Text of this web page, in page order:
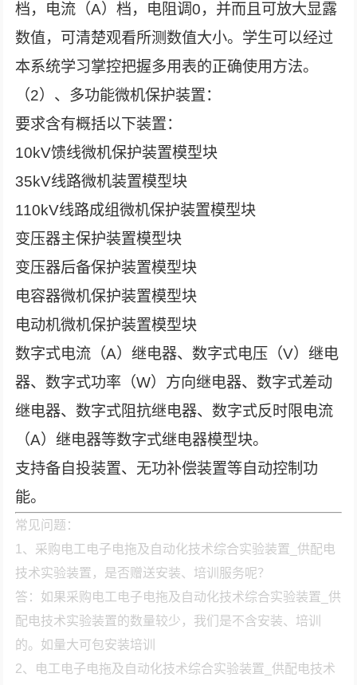
档，电流（A）档，电阻调0，并而且可放大显露
数值，可清楚观看所测数值大小。学生可以经过
本系统学习掌控把握多用表的正确使用方法。
（2）、多功能微机保护装置：
要求含有概括以下装置：
10kV馈线微机保护装置模型块
35kV线路微机装置模型块
110kV线路成组微机保护装置模型块
变压器主保护装置模型块
变压器后备保护装置模型块
电容器微机保护装置模型块
电动机微机保护装置模型块
数字式电流（A）继电器、数字式电压（V）继电
器、数字式功率（W）方向继电器、数字式差动
继电器、数字式阻抗继电器、数字式反时限电流
（A）继电器等数字式继电器模型块。
支持备自投装置、无功补偿装置等自动控制功
能。
常见问题：
1、采购电工电子电拖及自动化技术综合实验装置_供配电
技术实验装置，是否赠送安装、培训服务呢？
答：如果采购电工电子电拖及自动化技术综合实验装置_供
配电技术实验装置的数量较少，我们是不含安装、培训
的。如量大可包安装培训
2、电工电子电拖及自动化技术综合实验装置_供配电技术